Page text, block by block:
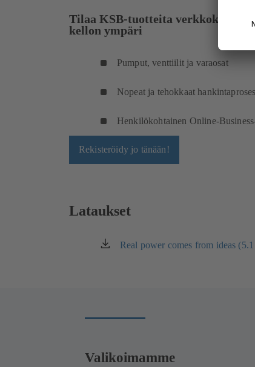
Tilaa KSB-tuotteita
kellon ympäri
Pumput, venttiilit ja varaosat
Nopeat ja tehokkaat
Henkilökohtainen Online-
Rekisteröidy jo tänään!
Lataukset
Real power comes from ideas
(avautuu
Valikoimamme